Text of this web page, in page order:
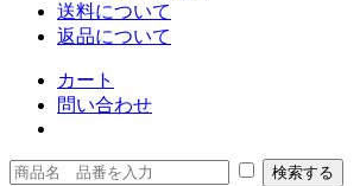
送料について
返品について
カート
問い合わせ